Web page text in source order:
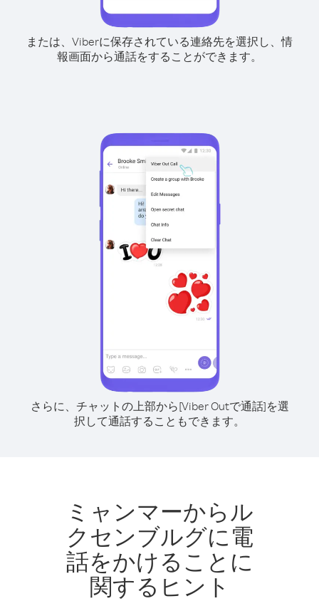
または、Viberに保存されている連絡先を選択し、情
報画面から通話をすることができます。
さらに、チャットの上部から[Viber Outで通話]を選
択して通話することもできます。
ミャンマーからル
クセンブルグに電
話をかけることに
関するヒント